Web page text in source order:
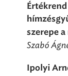
szerepe
Szabó
Ipolyi